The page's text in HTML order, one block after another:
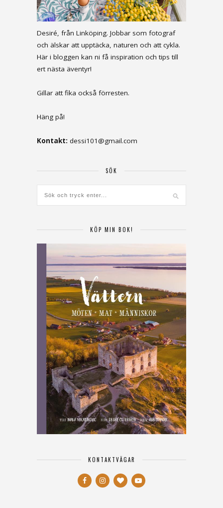
Desiré, från Linköping. Jobbar som fotograf
och älskar att upptäcka, naturen och att cykla.
Här i bloggen kan ni få inspiration och tips till
ert nästa äventyr!
Gillar att fika också förresten.
Häng på!
Kontakt: dessi101@gmail.com
SÖK
KÖP MIN BOK!
KONTAKTVÄGAR